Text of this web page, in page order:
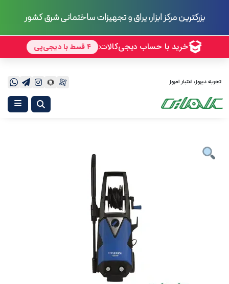
بزرگترین مرکز ابزار، یراق و تجهیزات ساختمانی شرق کشور
تجربه دیروز، اعتبار امروز